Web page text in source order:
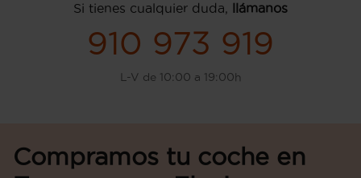
Si tienes cualquier duda, llámanos
910 973 919
L-V de 10:00 a 19:00h
Compramos tu coche en